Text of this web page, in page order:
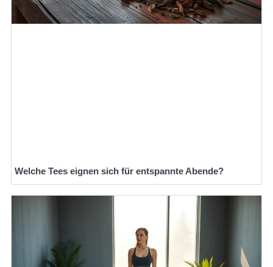
Welche Tees eignen sich für entspannte Abende?